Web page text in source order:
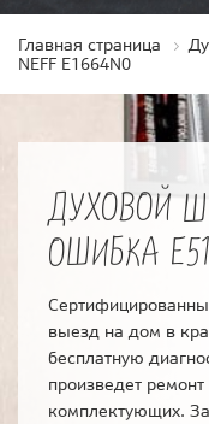
Главная страница
NEFF E1664N0
ДУХОВОЙ
ОШИБКА
выезд на дом в
бесплатную
произведет
комплектующих.